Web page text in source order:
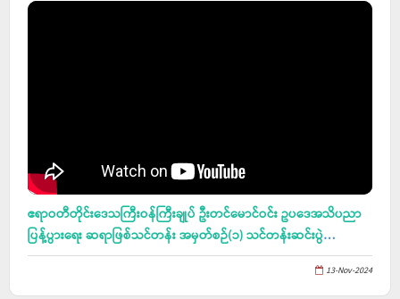
ဧရာဝတီတိုင်းဒေသကြီးဝန်ကြီးချုပ် ဦးတင်မောင်ဝင်း ဥပဒေအသိပညာ
ပြန့်ပွားရေး ဆရာဖြစ်သင်တန်း အမှတ်စဉ်(၁) သင်တန်းဆင်းပွဲ
အခမ်းအနားသို့တက်ရောက်
13-Nov-2024